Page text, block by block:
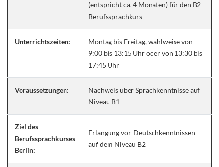
(entspricht ca. 4 Monaten) für den B2-
Berufssprachkurs
Unterrichtszeiten:
Montag bis Freitag, wahlweise von
9:00 bis 13:15 Uhr oder von 13:30 bis
17:45 Uhr
Voraussetzungen:
Nachweis über Sprachkenntnisse auf
Niveau B1
Ziel des
Berufssprachkurses
Berlin:
Erlangung von Deutschkenntnissen
auf dem Niveau B2